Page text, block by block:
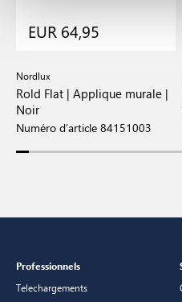
EUR 64,95
Nordlux
Rold Flat | Applique murale |
Noir
Numéro d’article 84151003
Professionnels
Telechargements